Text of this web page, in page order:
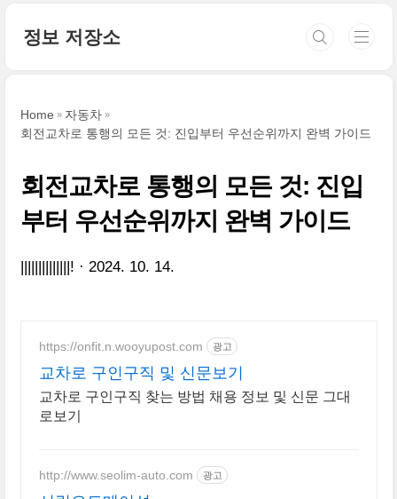
정보 저장소
Home
자동차
회전교차로 통행의 모든 것: 진입부터 우선순위까지 완벽 가이드
회전교차로 통행의 모든 것: 진입
부터 우선순위까지 완벽 가이드
||||||||||||||! 2024. 10. 14.
https://onfit.n.wooyupost.com 광고
교차로 구인구직 및 신문보기
교차로 구인구직 찾는 방법 채용 정보 및 신문 그대
로보기
http://www.seolim-auto.com 광고